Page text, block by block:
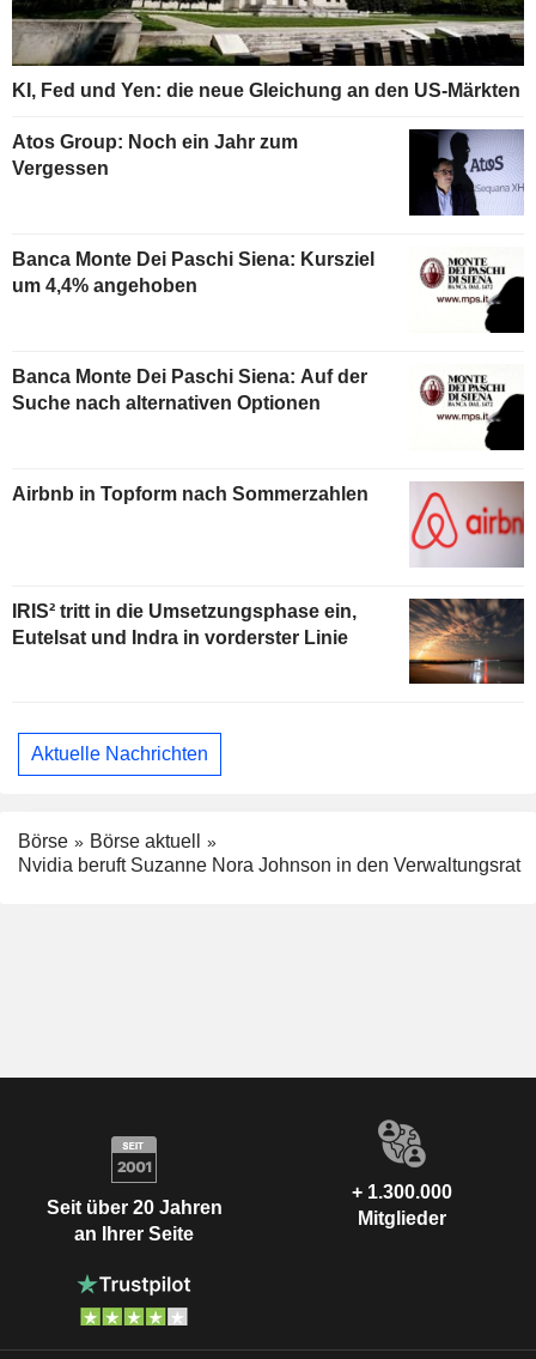
KI, Fed und Yen: die neue Gleichung an den US-Märkten
Atos Group: Noch ein Jahr zum
Vergessen
Banca Monte Dei Paschi Siena: Kursziel
um 4,4% angehoben
Banca Monte Dei Paschi Siena: Auf der
Suche nach alternativen Optionen
Airbnb in Topform nach Sommerzahlen
IRIS² tritt in die Umsetzungsphase ein,
Eutelsat und Indra in vorderster Linie
Aktuelle Nachrichten
Börse
Börse aktuell
Nvidia beruft Suzanne Nora Johnson in den Verwaltungsrat
Seit über 20 Jahren
an Ihrer Seite
+ 1.300.000
Mitglieder